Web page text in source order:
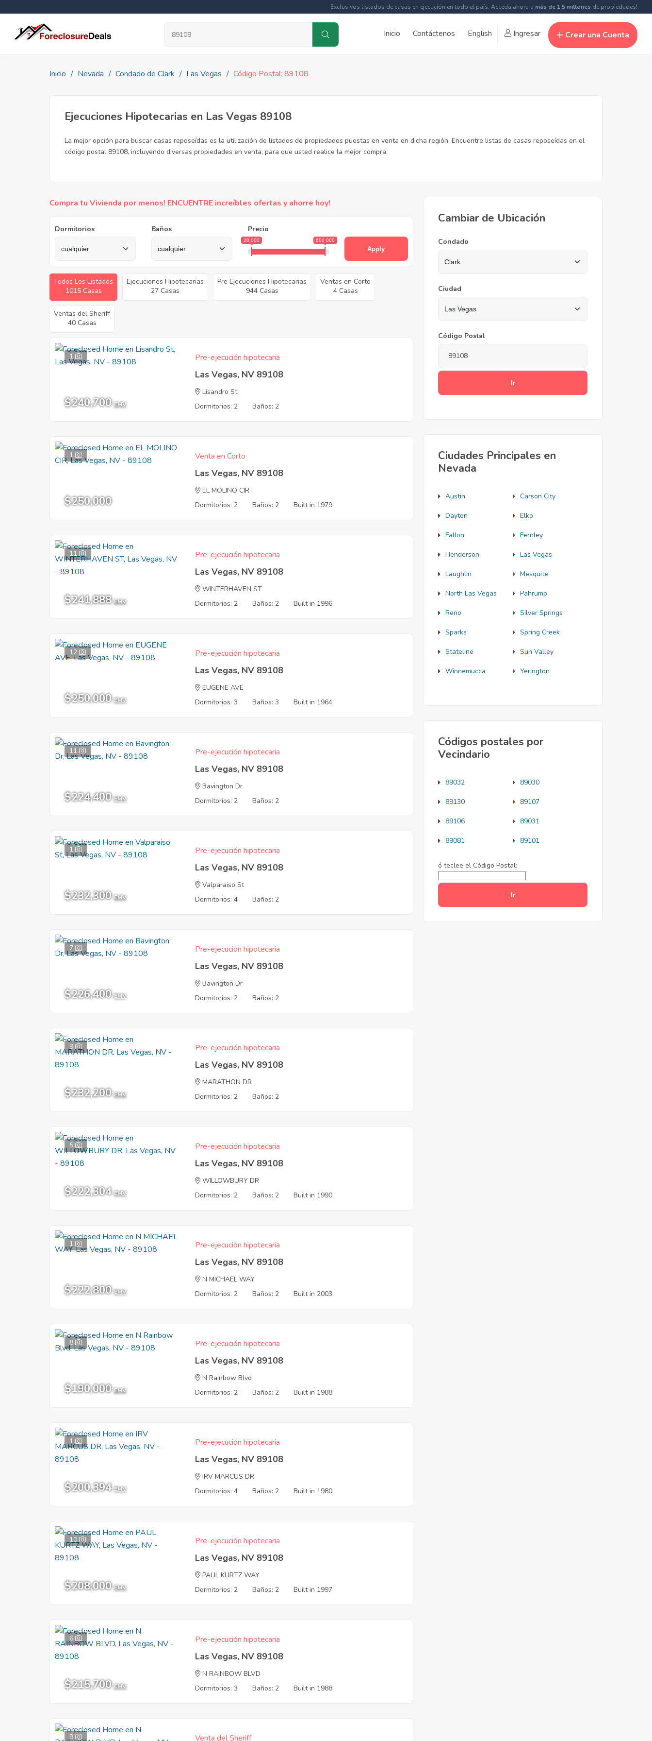
Exclusivos listados de casas en ejecución en todo el país. Acceda ahora a más de 1.5 millones de propiedades!
Inicio Contáctenos English Ingresar Crear una Cuenta
Inicio Nevada Condado de Clark Las Vegas Código Postal: 89108
Ejecuciones Hipotecarias en Las Vegas 89108
La mejor opción para buscar casas reposeídas es la utilización de listados de propiedades puestas en venta en dicha región. Encuentre listas de casas reposeídas en el
código postal 89108, incluyendo diversas propiedades en venta, para que usted realice la mejor compra.
Compra tu Vivienda por menos! ENCUENTRE increíbles ofertas y ahorre hoy!
Dormitorios Baños Precio
20 000 600 000
Apply
Todos Los Listados
1015 Casas
Ejecuciones Hipotecarias
27 Casas
Pre Ejecuciones Hipotecarias
944 Casas
Ventas en Corto
4 Casas
Ventas del Sheriff
40 Casas
1
$240,700 EMV
Pre-ejecución hipotecaria
Las Vegas, NV 89108
Lisandro St
Dormitorios: 2
Baños: 2
1
$250,000
Venta en Corto
Las Vegas, NV 89108
EL MOLINO CIR
Dormitorios: 2
Baños: 2 Built in 1979
11
$241,888 EMV
Pre-ejecución hipotecaria
Las Vegas, NV 89108
WINTERHAVEN ST
Dormitorios: 2
Baños: 2 Built in 1996
12
$250,000 EMV
Pre-ejecución hipotecaria
Las Vegas, NV 89108
EUGENE AVE
Dormitorios: 3
Baños: 3 Built in 1964
11
$224,400 EMV
Pre-ejecución hipotecaria
Las Vegas, NV 89108
Bavington Dr
Dormitorios: 2
Baños: 2
1
$232,300 EMV
Pre-ejecución hipotecaria
Las Vegas, NV 89108
Valparaiso St
Dormitorios: 4
Baños: 2
7
$226,400 EMV
Pre-ejecución hipotecaria
Las Vegas, NV 89108
Bavington Dr
Dormitorios: 2
Baños: 2
9
$232,200 EMV
Pre-ejecución hipotecaria
Las Vegas, NV 89108
MARATHON DR
Dormitorios: 2
Baños: 2
5
$222,304 EMV
Pre-ejecución hipotecaria
Las Vegas, NV 89108
WILLOWBURY DR
Dormitorios: 2
Baños: 2 Built in 1990
1
$222,800 EMV
Pre-ejecución hipotecaria
Las Vegas, NV 89108
N MICHAEL WAY
Dormitorios: 2
Baños: 2 Built in 2003
8
$190,000 EMV
Pre-ejecución hipotecaria
Las Vegas, NV 89108
N Rainbow Blvd
Dormitorios: 2
Baños: 2 Built in 1988
1
$200,394 EMV
Pre-ejecución hipotecaria
Las Vegas, NV 89108
IRV MARCUS DR
Dormitorios: 4
Baños: 2 Built in 1980
10
$208,000 EMV
Pre-ejecución hipotecaria
Las Vegas, NV 89108
PAUL KURTZ WAY
Dormitorios: 2
Baños: 2 Built in 1997
6
$215,700 EMV
Pre-ejecución hipotecaria
Las Vegas, NV 89108
N RAINBOW BLVD
Dormitorios: 3
Baños: 2 Built in 1988
9 Venta del Sheriff
Cambiar de Ubicación
Condado
Ciudad
Código Postal
Ciudades Principales en
Nevada
Austin Carson City
Dayton Elko
Fallon Fernley
Henderson Las Vegas
Laughlin Mesquite
North Las Vegas Pahrump
Reno Silver Springs
Sparks Spring Creek
Stateline Sun Valley
Winnemucca Yerington
Códigos postales por
Vecindario
89032 89030
89130 89107
89106 89031
89081 89101
ó teclee el Código Postal: